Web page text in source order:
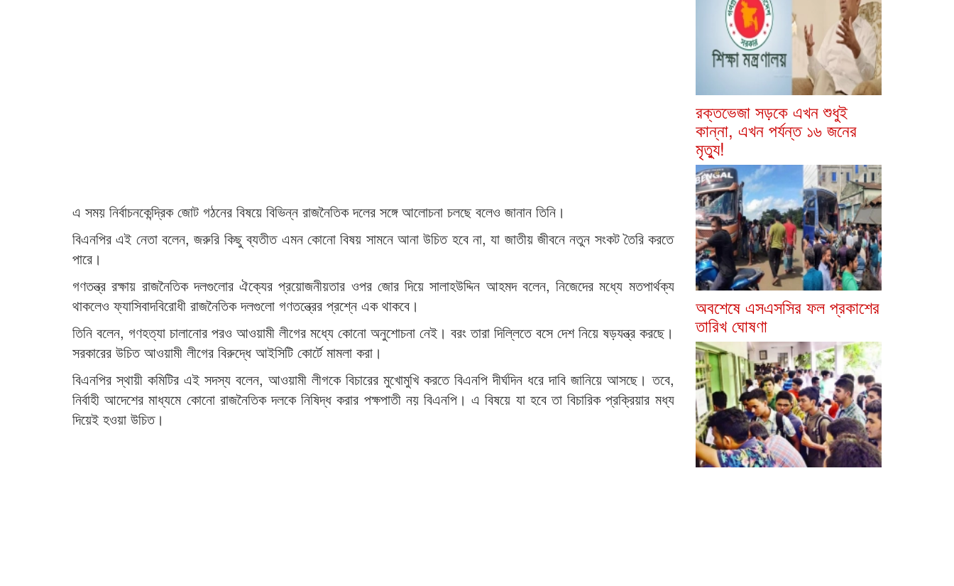
এ সময় নির্বাচনকেন্দ্রিক জোট গঠনের বিষয়ে বিভিন্ন রাজনৈতিক দলের সঙ্গে আলোচনা চলছে বলেও জানান তিনি।
বিএনপির এই নেতা বলেন, জরুরি কিছু ব্যতীত এমন কোনো বিষয় সামনে আনা উচিত হবে না, যা জাতীয় জীবনে নতুন সংকট তৈরি করতে
পারে।
গণতন্ত্র রক্ষায় রাজনৈতিক দলগুলোর ঐক্যের প্রয়োজনীয়তার ওপর জোর দিয়ে সালাহউদ্দিন আহমদ বলেন, নিজেদের মধ্যে মতপার্থক্য
থাকলেও ফ্যাসিবাদবিরোধী রাজনৈতিক দলগুলো গণতন্ত্রের প্রশ্নে এক থাকবে।
তিনি বলেন, গণহত্যা চালানোর পরও আওয়ামী লীগের মধ্যে কোনো অনুশোচনা নেই। বরং তারা দিল্লিতে বসে দেশ নিয়ে ষড়যন্ত্র করছে।
সরকারের উচিত আওয়ামী লীগের বিরুদ্ধে আইসিটি কোর্টে মামলা করা।
বিএনপির স্থায়ী কমিটির এই সদস্য বলেন, আওয়ামী লীগকে বিচারের মুখোমুখি করতে বিএনপি দীর্ঘদিন ধরে দাবি জানিয়ে আসছে। তবে,
নির্বাহী আদেশের মাধ্যমে কোনো রাজনৈতিক দলকে নিষিদ্ধ করার পক্ষপাতী নয় বিএনপি। এ বিষয়ে যা হবে তা বিচারিক প্রক্রিয়ার মধ্য
দিয়েই হওয়া উচিত।
রক্তভেজা সড়কে এখন শুধুই
কান্না, এখন পর্যন্ত ১৬ জনের
মৃত্যু!
অবশেষে এসএসসির ফল প্রকাশের
তারিখ ঘোষণা